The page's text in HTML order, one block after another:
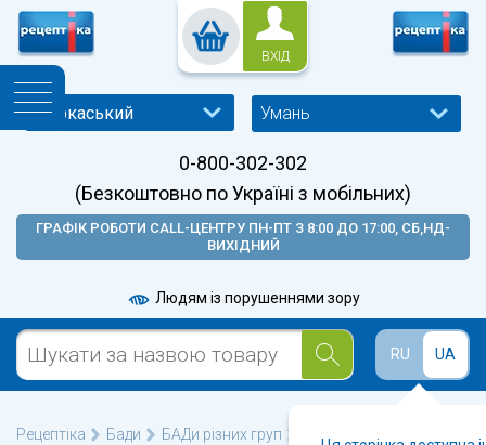
ВХІД
Умань
0-800-302-302
(Безкоштовно по Україні з мобільних)
ГРАФІК РОБОТИ CALL-ЦЕНТРУ ПН-ПТ З 8:00 ДО 17:00, СБ,НД-
ВИХІДНИЙ
Людям із порушеннями зору
RU UA
Рецептіка Бади БАДи різних груп